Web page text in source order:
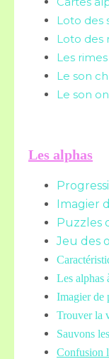
Loto des
Loto des
Les
Le son ch
Le son on
Les alphas
Imagier
Puzzles
Jeu des
Les alphas
Imagier de
Trouver la
Sauvons
Confusion